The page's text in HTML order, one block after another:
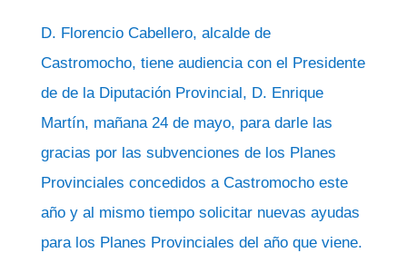
D. Florencio Cabellero, alcalde de
Castromocho, tiene audiencia con el Presidente
de de la Diputación Provincial, D. Enrique
Martín, mañana 24 de mayo, para darle las
gracias por las subvenciones de los Planes
Provinciales concedidos a Castromocho este
año y al mismo tiempo solicitar nuevas ayudas
para los Planes Provinciales del año que viene.